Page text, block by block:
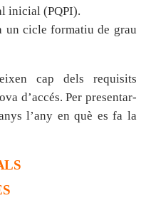
inicial (PQPI).
un cicle formatiu de grau
cap dels requisits
d’accés. Per presentar-
l’any en què es fa la